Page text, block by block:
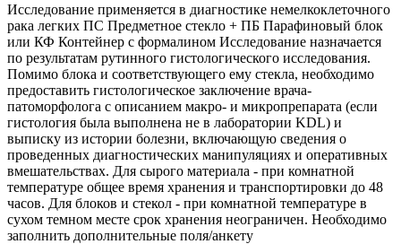
Исследование применяется в диагностике немелкоклеточного
рака легких ПС Предметное стекло + ПБ Парафиновый блок
или КФ Контейнер с формалином Исследование назначается
по результатам рутинного гистологического исследования.
Помимо блока и соответствующего ему стекла, необходимо
предоставить гистологическое заключение врача-
патоморфолога с описанием макро- и микропрепарата (если
гистология была выполнена не в лаборатории KDL) и
выписку из истории болезни, включающую сведения о
проведенных диагностических манипуляциях и оперативных
вмешательствах. Для сырого материала - при комнатной
температуре общее время хранения и транспортировки до 48
часов. Для блоков и стекол - при комнатной температуре в
сухом темном месте срок хранения неограничен. Необходимо
заполнить дополнительные поля/анкету